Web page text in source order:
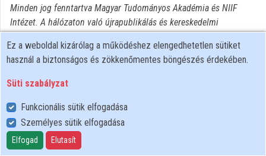
Minden jog fenntartva Magyar Tudományos Akadémia és NIIF
Intézet. A hálózaton való újrapublikálás és kereskedelmi
jogtulajdonos(ok) engedélyéhez kötött.
Felhasználói szabályzat
Adatkezelési tájékoztató
Süti szabályzat
Ez a weboldal kizárólag a működéshez elengedhetetlen sütiket
használ a biztonságos és zökkenőmentes böngészés érdekében.
Süti szabályzat
Funkcionális sütik elfogadása
Személyes sütik elfogadása
Elfogad Elutasít